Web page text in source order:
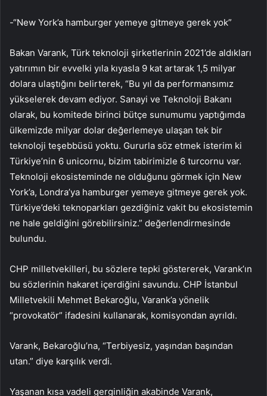
-“New York’a hamburger yemeye gitmeye gerek yok”
Bakan Varank, Türk teknoloji şirketlerinin 2021’de aldıkları
yatırımın bir evvelki yıla kıyasla 9 kat artarak 1,5 milyar
dolara ulaştığını belirterek, “Bu yıl da performansımız
yükselerek devam ediyor. Sanayi ve Teknoloji Bakanı
olarak, bu komitede birinci bütçe sunumumu yaptığımda
ülkemizde milyar dolar değerlemeye ulaşan tek bir
teknoloji teşebbüsü yoktu. Gururla söz etmek isterim ki
Türkiye’nin 6 unicornu, bizim tabirimizle 6 turcornu var.
Teknoloji ekosisteminde ne olduğunu görmek için New
York’a, Londra’ya hamburger yemeye gitmeye gerek yok.
Türkiye’deki teknoparkları gezdiğiniz vakit bu ekosistemin
ne hale geldiğini görebilirsiniz.” değerlendirmesinde
bulundu.
CHP milletvekilleri, bu sözlere tepki göstererek, Varank’ın
bu sözlerinin hakaret içerdiğini savundu. CHP İstanbul
Milletvekili Mehmet Bekaroğlu, Varank’a yönelik
“provokatör” ifadesini kullanarak, komisyondan ayrıldı.
Varank, Bekaroğlu’na, “Terbiyesiz, yaşından başından
utan.” diye karşılık verdi.
Yaşanan kısa vadeli gerginliğin akabinde Varank,